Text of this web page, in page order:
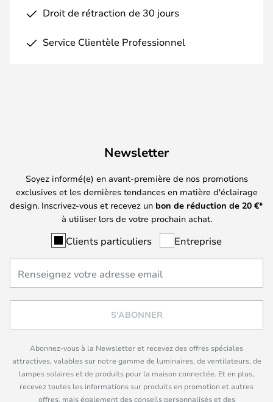
Droit de rétraction de 30 jours
Service Clientèle Professionnel
Newsletter
Soyez informé(e) en avant-première de nos promotions
exclusives et les dernières tendances en matière d'éclairage
design. Inscrivez-vous et recevez un bon de réduction de 20 €*
à utiliser lors de votre prochain achat.
Clients particuliers Entreprise
S'ABONNER
Abonnez-vous à la Newsletter et recevez des offres spéciales
attractives, valables sur notre gamme de luminaires, de ventilateurs, de
lampes solaires et de produits pour la maison connectée. Et en plus,
recevez toutes les informations sur produits en promotion et autres
offres, mais également des conseils personnalisés et des